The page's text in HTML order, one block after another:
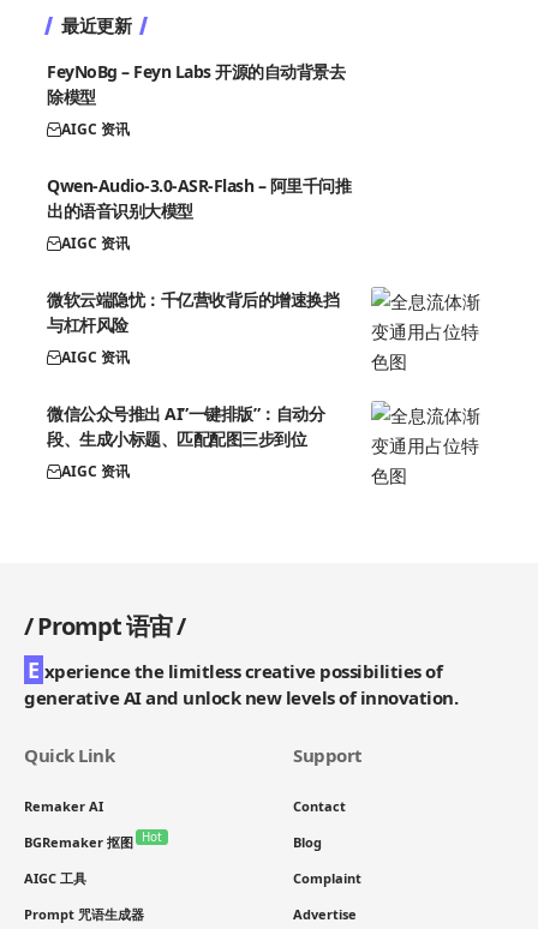
最近更新
FeyNoBg – Feyn Labs 开源的自动背景去
除模型
AIGC 资讯
Qwen-Audio-3.0-ASR-Flash – 阿里千问推
出的语音识别大模型
AIGC 资讯
微软云端隐忧：千亿营收背后的增速换挡
与杠杆风险
AIGC 资讯
微信公众号推出 AI”一键排版”：自动分
段、生成小标题、匹配配图三步到位
AIGC 资讯
/Prompt 语宙/
E xperience the limitless creative possibilities of
generative AI and unlock new levels of innovation.
Quick Link
Remaker AI
BGRemaker 抠图 Hot
AIGC 工具
Prompt 咒语生成器
Support
Contact
Blog
Complaint
Advertise